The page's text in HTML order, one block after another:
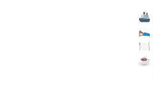
🚢
🛌
🍽
☕